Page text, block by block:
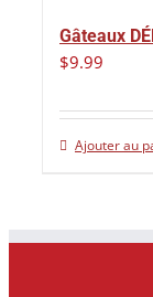
Gâteaux
$9.99
Ajouter au